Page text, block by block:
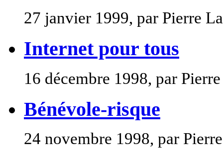
27 janvier 1999, par Pierre
Internet pour tous
16 décembre 1998, par
Bénévole-risque
24 novembre 1998, par